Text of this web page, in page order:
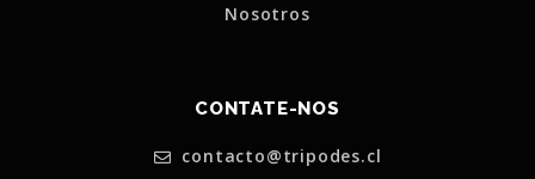
Nosotros
CONTATE-NOS
contacto@tripodes.cl